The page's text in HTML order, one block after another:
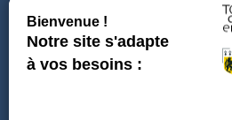
REJOIGNEZ-NOUS
CONTACT
LES